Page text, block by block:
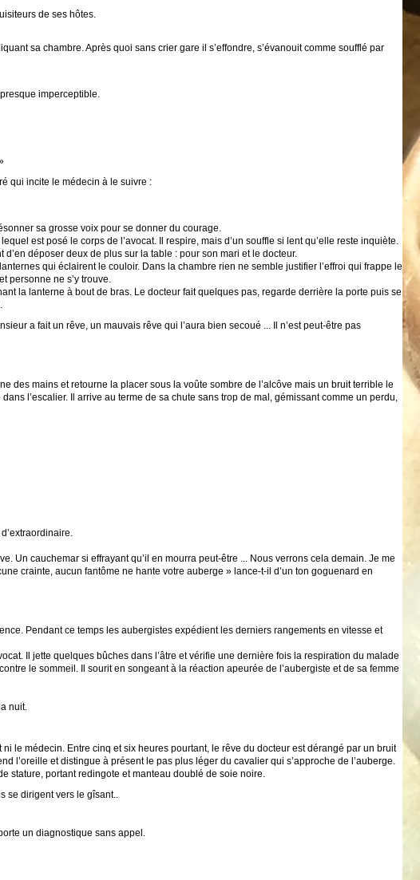
de ses hôtes.
sa chambre. Après quoi sans crier gare il s’effondre, s’évanouit comme soufflé par
imperceptible.
qui incite le médecin à le suivre :
sa grosse voix pour se donner du courage.
est posé le corps de l’avocat. Il respire, mais d’un souffle si lent qu’elle reste inquiète.
déposer deux de plus sur la table : pour son mari et le docteur.
qui éclairent le couloir. Dans la chambre rien ne semble justifier l’effroi qui frappe le
personne ne s’y trouve.
la lanterne à bout de bras. Le docteur fait quelques pas, regarde derrière la porte puis se
a fait un rêve, un mauvais rêve qui l’aura bien secoué ... Il n’est peut-être pas
des mains et retourne la placer sous la voûte sombre de l’alcôve mais un bruit terrible le
l’escalier. Il arrive au terme de sa chute sans trop de mal, gémissant comme un perdu,
Un cauchemar si effrayant qu’il en mourra peut-être ... Nous verrons cela demain. Je me
crainte, aucun fantôme ne hante votre auberge » lance-t-il d’un ton goguenard en
Pendant ce temps les aubergistes expédient les derniers rangements en vitesse et
Il jette quelques bûches dans l’âtre et vérifie une dernière fois la respiration du malade
le sommeil. Il sourit en songeant à la réaction apeurée de l’aubergiste et de sa femme
nuit.
le médecin. Entre cinq et six heures pourtant, le rêve du docteur est dérangé par un bruit
l’oreille et distingue à présent le pas plus léger du cavalier qui s’approche de l’auberge.
stature, portant redingote et manteau doublé de soie noire.
se dirigent vers le gîsant..
un diagnostique sans appel.